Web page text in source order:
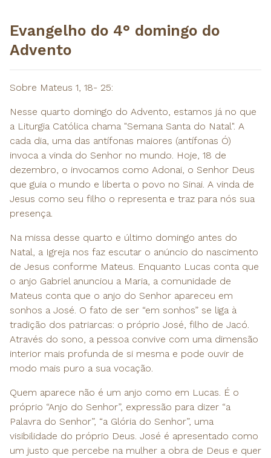
Evangelho do 4° domingo do
Advento
Sobre Mateus 1, 18- 25:
Nesse quarto domingo do Advento, estamos já no que
a Liturgia Católica chama "Semana Santa do Natal". A
cada dia, uma das antífonas maiores (antífonas Ó)
invoca a vinda do Senhor no mundo. Hoje, 18 de
dezembro, o invocamos como Adonai, o Senhor Deus
que guia o mundo e liberta o povo no Sinai. A vinda de
Jesus como seu filho o representa e traz para nós sua
presença.
Na missa desse quarto e último domingo antes do
Natal, a Igreja nos faz escutar o anúncio do nascimento
de Jesus conforme Mateus. Enquanto Lucas conta que
o anjo Gabriel anunciou a Maria, a comunidade de
Mateus conta que o anjo do Senhor apareceu em
sonhos a José. O fato de ser “em sonhos” se liga à
tradição dos patriarcas: o próprio José, filho de Jacó.
Através do sono, a pessoa convive com uma dimensão
interior mais profunda de si mesma e pode ouvir de
modo mais puro a sua vocação.
Quem aparece não é um anjo como em Lucas. É o
próprio “Anjo do Senhor”, expressão para dizer “a
Palavra do Senhor”, “a Glória do Senhor”, uma
visibilidade do próprio Deus. José é apresentado como
um justo que percebe na mulher a obra de Deus e quer